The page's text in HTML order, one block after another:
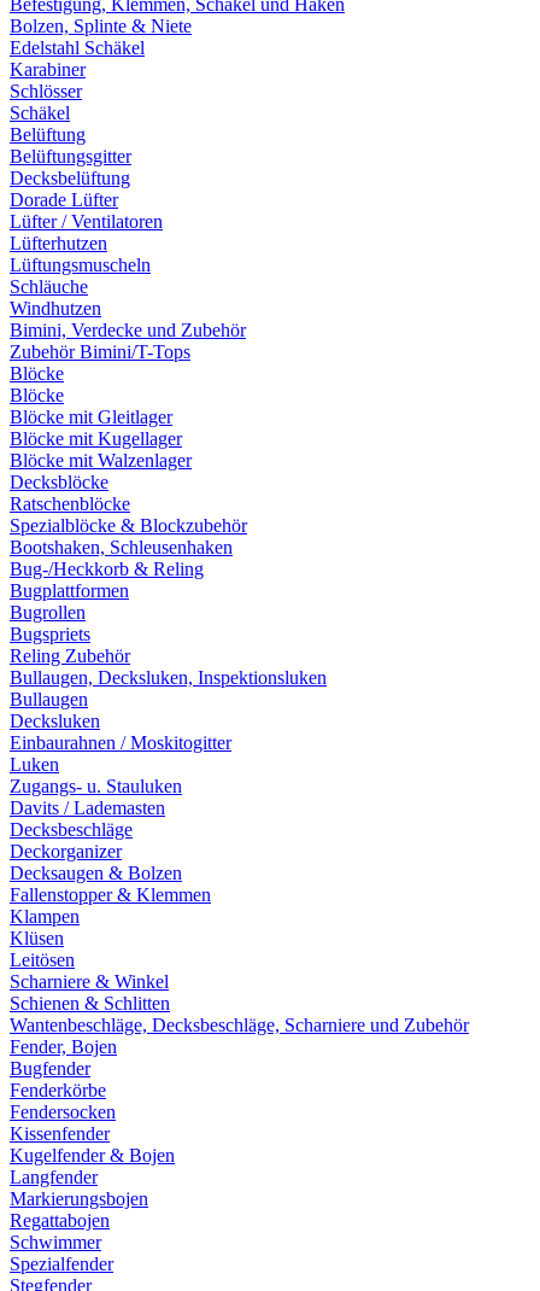
Befestigung, Klemmen, Schäkel und Haken
Bolzen, Splinte & Niete
Edelstahl Schäkel
Karabiner
Schlösser
Schäkel
Belüftung
Belüftungsgitter
Decksbelüftung
Dorade Lüfter
Lüfter / Ventilatoren
Lüfterhutzen
Lüftungsmuscheln
Schläuche
Windhutzen
Bimini, Verdecke und Zubehör
Zubehör Bimini/T-Tops
Blöcke
Blöcke
Blöcke mit Gleitlager
Blöcke mit Kugellager
Blöcke mit Walzenlager
Decksblöcke
Ratschenblöcke
Spezialblöcke & Blockzubehör
Bootshaken, Schleusenhaken
Bug-/Heckkorb & Reling
Bugplattformen
Bugrollen
Bugspriets
Reling Zubehör
Bullaugen, Decksluken, Inspektionsluken
Bullaugen
Decksluken
Einbaurahnen / Moskitogitter
Luken
Zugangs- u. Stauluken
Davits / Lademasten
Decksbeschläge
Deckorganizer
Decksaugen & Bolzen
Fallenstopper & Klemmen
Klampen
Klüsen
Leitösen
Scharniere & Winkel
Schienen & Schlitten
Wantenbeschläge, Decksbeschläge, Scharniere und Zubehör
Fender, Bojen
Bugfender
Fenderkörbe
Fendersocken
Kissenfender
Kugelfender & Bojen
Langfender
Markierungsbojen
Regattabojen
Schwimmer
Spezialfender
Stegfender